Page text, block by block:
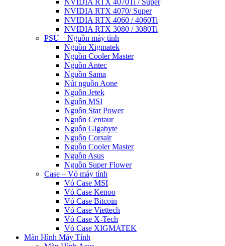
NVIDIA RTX 4070Ti / Super
NVIDIA RTX 4070/ Super
NVIDIA RTX 4060 / 4060Ti
NVIDIA RTX 3080 / 3080Ti
PSU – Nguồn máy tính
Nguồn Xigmatek
Nguồn Cooler Master
Nguồn Antec
Nguồn Sama
Nút nguồn Aone
Nguồn Jetek
Nguồn MSI
Nguồn Star Power
Nguồn Centaur
Nguồn Gigabyte
Nguồn Corsair
Nguồn Cooler Master
Nguồn Asus
Nguồn Super Flower
Case – Vỏ máy tính
Vỏ Case MSI
Vỏ Case Kenoo
Vỏ Case Bitcoin
Vỏ Case Viettech
Vỏ Case X-Tech
Vỏ Case XIGMATEK
Màn Hình Máy Tính